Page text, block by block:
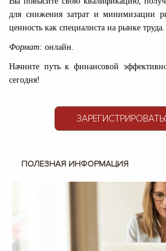
для снижения затрат и минимизации
ценность как специалиста на рынке труда.
Формат: онлайн.
Начните путь к финансовой
сегодня!
ПОЛЕЗНАЯ ИНФОРМАЦИЯ